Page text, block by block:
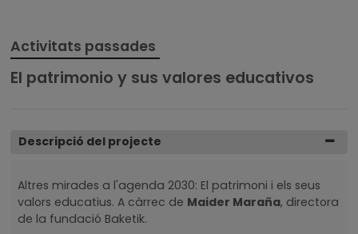
Activitats passades
El patrimonio y sus valores educativos
Descripció del projecte
Altres mirades a l'agenda 2030: El patrimoni i els seus
valors educatius. A càrrec de Maider Maraña, directora
de la fundació Baketik.